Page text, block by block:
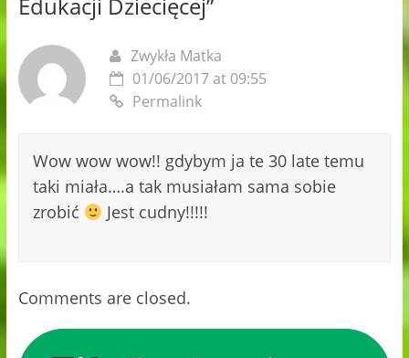
Zwykła Matka
01/06/2017 at 09:55
Permalink
Wow wow wow!! gdybym ja te 30 late temu
taki miała….a tak musiałam sama sobie
zrobić
Jest cudny!!!!!
Comments are closed.